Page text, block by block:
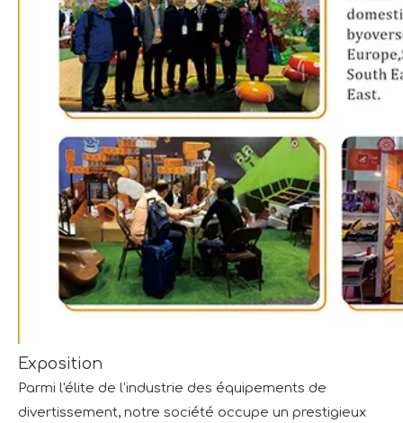
Exposition
Parmi l'élite de l'industrie des équipements de
divertissement, notre société occupe un prestigieux